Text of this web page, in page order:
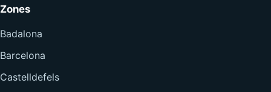
Zones
Badalona
Barcelona
Castelldefels